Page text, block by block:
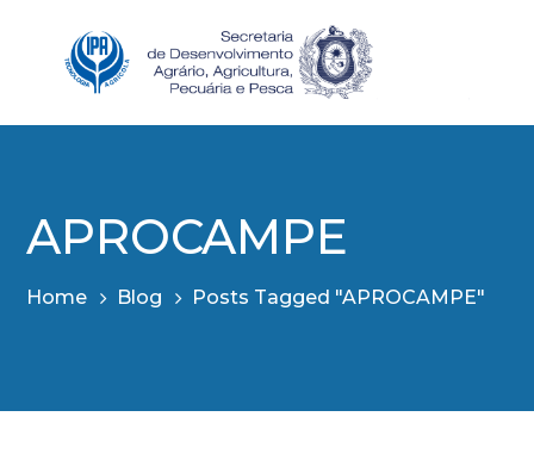
APROCAMPE
Home Blog Posts Tagged "APROCAMPE"